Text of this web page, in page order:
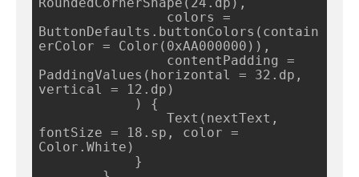
colors =
ButtonDefaults.buttonColors(contain
erColor = Color(0xAA000000)),
contentPadding =
PaddingValues(horizontal = 32.dp,
vertical = 12.dp)
) {
Text(nextText,
fontSize = 18.sp, color =
Color.White)
}